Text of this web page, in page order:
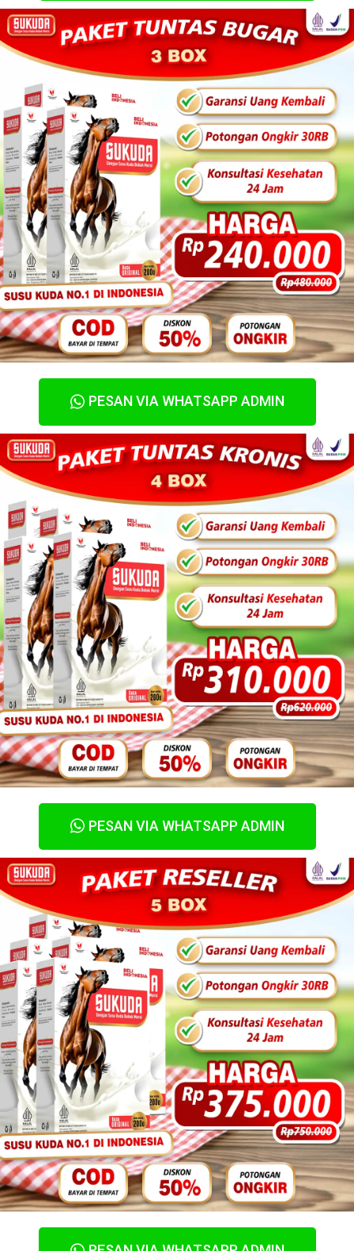
PESAN VIA WHATSAPP ADMIN
PESAN VIA WHATSAPP ADMIN